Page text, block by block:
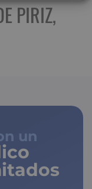
PIRIZ,
un